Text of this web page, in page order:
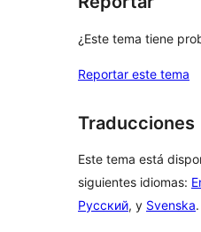
¿Este tema tiene
Reportar este tema
Traducciones
Este tema está
siguientes idiomas:
Русский, y Svenska.